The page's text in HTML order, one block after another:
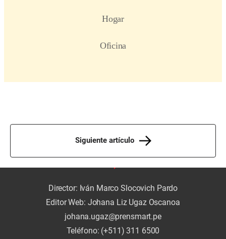
Siguiente artículo
Director: Iván Marco Slocovich Pardo
Editor Web: Johana Liz Ugaz Oscanoa
johana.ugaz@prensmart.pe
Teléfono: (+511) 311 6500